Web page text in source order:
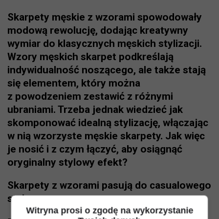
Skarpety męskie z wzorami spowodowały
modową rewolucję, dodając kreatywny
wymiar do klasycznych męskich stylizacji.
Wzory męskich skarpet podkreślają
indywidualność noszącego, ale także stają
się elementem, który można
z powodzeniem zestawić z różnymi
ubraniami. Trzeba jednak wiedzieć jak
skomponować idealną stylizację, włączając
w nią wzorzyste męskie skarpety. Jak więc
je nosić i z czym łączyć, aby osiągnąć
oryginalny stylowy efekt?
Skarpety z wzorami pasują do casualowego
stylu
Witryna prosi o zgodę na wykorzystanie